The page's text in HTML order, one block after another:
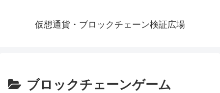
仮想通貨・ブロックチェーン検証広場
ブロックチェーンゲーム